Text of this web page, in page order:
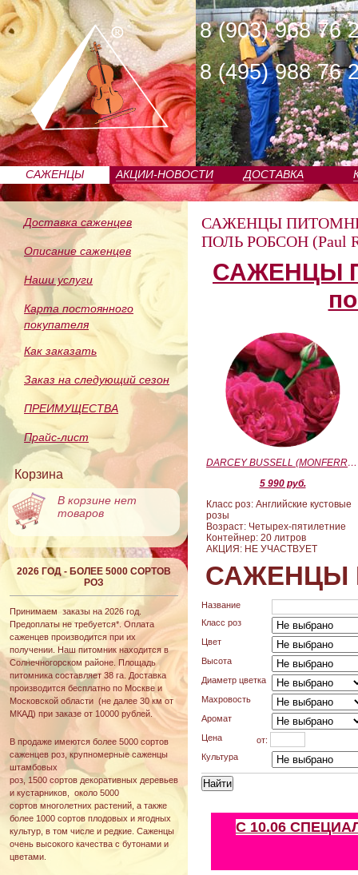
8 (903) 968 76
8 (495) 988 76
САЖЕНЦЫ
ПИТОМНИКА
АКЦИИ-НОВОСТИ ДОСТАВКА
Доставка саженцев
Описание саженцев
Наши услуги
Карта постоянного
покупателя
Как заказать
Заказ на следующий сезон
ПРЕИМУЩЕСТВА
Прайс-лист
Корзина
В корзине нет
товаров
2026 ГОД - БОЛЕЕ 5000 СОРТОВ
РОЗ
Принимаем заказы на 2026 год.
Предоплаты не требуется*. Оплата
саженцев производится при их
получении. Наш питомник находится в
Солнечногорском районе. Площадь
питомника составляет 38 га. Доставка
производится бесплатно по Москве и
Московской области (не далее 30 км от
МКАД) при заказе от 10000 рублей.
В продаже имеются более 5000 сортов
саженцев роз, крупномерные саженцы
штамбовых
роз, 1500 сортов декоративных деревьев
и кустарников, около 5000
сортов многолетних растений, а также
более 1000 сортов плодовых и ягодных
культур, в том числе и редкие. Саженцы
очень высокого качества с бутонами и
цветами.
САЖЕНЦЫ
ПОЛЬ РОБСОН (Paul
САЖЕНЦЫ
DARCEY BUSSELL (MONFERRATO) (Дарси Басл)
5 990 руб.
Класс роз: Английские кустовые
розы
Возраст: Четырех-пятилетние
Контейнер: 20 литров
АКЦИЯ: НЕ УЧАСТВУЕТ
САЖЕНЦЫ
Название
Класс роз
Цвет
Высота
Диаметр цветка
Махровость
Аромат
Цена
от:
Культура
С 10.06